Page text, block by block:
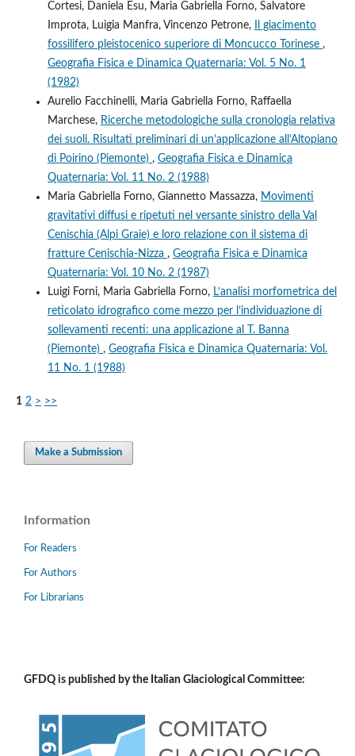
Cortesi, Daniela Esu, Maria Gabriella Forno, Salvatore
Improta, Luigia Manfra, Vincenzo Petrone,
Il giacimento
fossilifero pleistocenico superiore di Moncucco Torinese ,
Geografia Fisica e Dinamica Quaternaria: Vol. 5 No. 1
(1982)
Aurelio Facchinelli, Maria Gabriella Forno, Raffaella
Marchese, Ricerche metodologiche sulla cronologia relativa
dei suoli. Risultati preliminari di un’applicazione all’Altopiano
di Poirino (Piemonte) , Geografia Fisica e Dinamica
Quaternaria: Vol. 11 No. 2 (1988)
Maria Gabriella Forno, Giannetto Massazza, Movimenti
gravitativi diffusi e ripetuti nel versante sinistro della Val
Cenischia (Alpi Graie) e loro relazione con il sistema di
fratture Cenischia-Nizza , Geografia Fisica e Dinamica
Quaternaria: Vol. 10 No. 2 (1987)
Luigi Forni, Maria Gabriella Forno, L‘analisi morfometrica del
reticolato idrografico come mezzo per l’individuazione di
sollevamenti recenti: una applicazione al T. Banna
(Piemonte) , Geografia Fisica e Dinamica Quaternaria: Vol.
11 No. 1 (1988)
1 2 > >>
Make a Submission
Information
For Readers
For Authors
For Librarians
GFDQ is published by the Italian Glaciological Committee: